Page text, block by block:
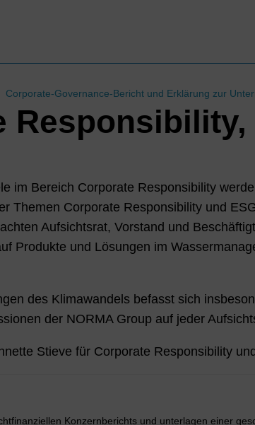
Corporate-Governance-Bericht und Erklärung zur
im Bereich Corporate Responsibility
Themen Corporate Responsibility und
Aufsichtsrat, Vorstand und
Produkte und Lösungen im
des Klimawandels befasst sich
der NORMA Group auf jeder
Stieve für Corporate Responsibility
Konzernberichts und unterlagen einer